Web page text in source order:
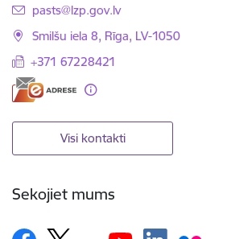
E-pasts:
pasts@lzp.gov.lv
Smilšu iela 8, Rīga, LV-1050
+371 67228421
Visi kontakti
Sekojiet mums